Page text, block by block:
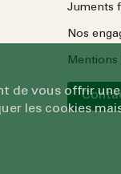
Juments
Nos
Mentions
de vous offrir
les cookies